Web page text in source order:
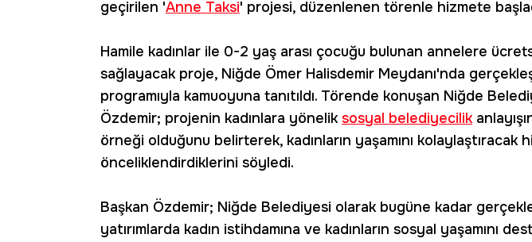
geçirilen 'Anne Taksi' projesi, düzenlenen törenle hizmete
Hamile kadınlar ile 0-2 yaş arası çocuğu bulunan annelere
sağlayacak proje, Niğde Ömer Halisdemir Meydanı'nda
programıyla kamuoyuna tanıtıldı. Törende konuşan Niğde
Özdemir; projenin kadınlara yöneliksosyal belediyecilik
örneği olduğunu belirterek, kadınların yaşamını kolaylaştıracak
önceliklendirdiklerini söyledi.
Başkan Özdemir; Niğde Belediyesi olarak bugüne kadar
yatırımlarda kadın istihdamına ve kadınların sosyal yaşamını